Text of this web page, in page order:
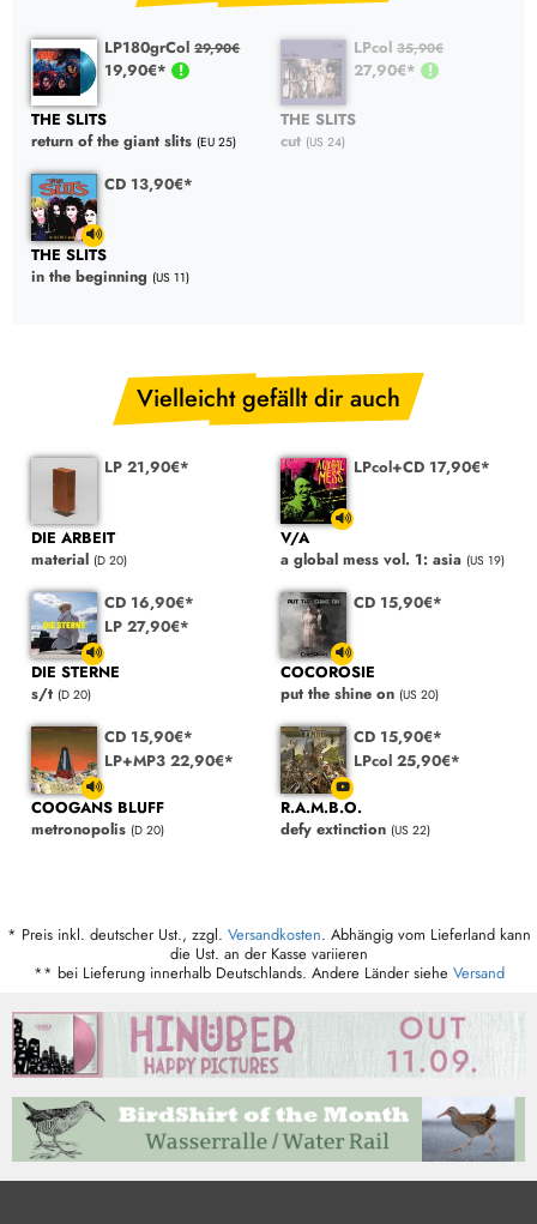
LP180grCol29,90€
19,90€*
THE SLITS
return of the giant slits (EU 25)
LPcol35,90€
27,90€*
THE SLITS
cut (US 24)
CD 13,90€*
THE SLITS
in the beginning (US 11)
Vielleicht gefällt dir auch
LP 21,90€*
DIE ARBEIT
material (D 20)
LPcol+CD 17,90€*
V/A
a global mess vol. 1: asia (US 19)
CD 16,90€*
LP 27,90€*
DIE STERNE
s/t (D 20)
CD 15,90€*
COCOROSIE
put the shine on (US 20)
CD 15,90€*
LP+MP3 22,90€*
COOGANS BLUFF
metronopolis (D 20)
CD 15,90€*
LPcol 25,90€*
R.A.M.B.O.
defy extinction (US 22)
* Preis inkl. deutscher Ust., zzgl. Versandkosten. Abhängig vom Lieferland kann
die Ust. an der Kasse variieren
** bei Lieferung innerhalb Deutschlands. Andere Länder siehe Versand